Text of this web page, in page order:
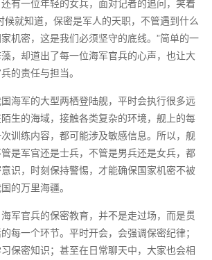
有一位年轻的女兵，面对记者的追问，笑着
候就知道，保密是军人的天职，不管遇到什么
机密，这是我们必须坚守的底线。”简单的一
，却道出了每一位海军官兵的心声，也让大
的责任与担当。
海军的大型两栖登陆舰，平时会执行很多远
生的海域，接触各类复杂的环境，舰上的每
训练内容，都可能涉及敏感信息。所以，舰
管是军官还是士兵，不管是男兵还是女兵，都
识，时刻保持警惕，才能确保国家机密不被
的万里海疆。
军官兵的保密教育，并不是走过场，而是贯
每一个环节。平时开会，会强调保密纪律；
保密知识；甚至在日常聊天中，大家也会相